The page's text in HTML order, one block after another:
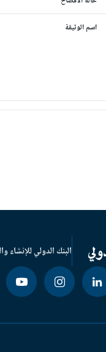
اسم الوثيقة
البنك الدولي للإنشاء